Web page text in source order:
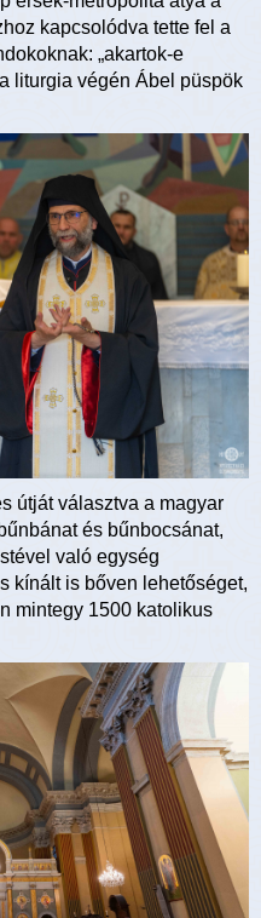
kapcsolódva tette fel a
„akartok-e
liturgia végén Ábel püspök
útját választva a magyar
és bűnbocsánat,
való egység
kínált is bőven lehetőséget,
mintegy 1500 katolikus